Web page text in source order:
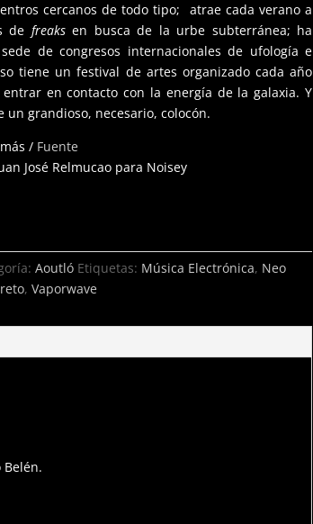
cercanos de todo tipo; atrae cada verano a
de freaksen busca de la urbe subterránea; ha
de congresos internacionales de ufología e
tiene un festival de artes organizado cada año
entrar en contacto con la energía de la galaxia. Y
un grandioso, necesario, colocón.
/ Fuente
José Relmucao para Noisey
Aoutló Etiquetas: Música Electrónica, Neo
,Vaporwave
Belén.